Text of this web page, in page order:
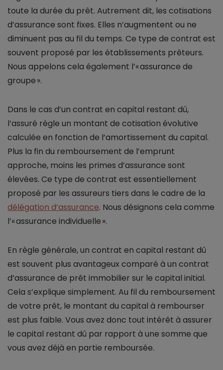
toute la durée du prêt. Autrement dit, les cotisations
d’assurance sont fixes. Elles n’augmentent ou ne
diminuent pas au fil du temps. Ce type de contrat est
souvent proposé par les établissements prêteurs.
Nous appelons cela également l’« assurance de
groupe ».
Dans le cas d’un contrat en capital restant dû,
l’assuré règle un montant de cotisation évolutive
calculée en fonction de l’amortissement du capital.
Plus la fin du remboursement de l’emprunt
approche, moins les primes d’assurance sont
élevées. Ce type de contrat est essentiellement
proposé par les assureurs tiers dans le cadre de la
délégation d’assurance. Nous désignons cela comme
l’« assurance individuelle ».
En règle générale, un contrat en capital restant dû
est souvent plus avantageux comparé à un contrat
d’assurance de prêt immobilier sur le capital initial.
Cela s’explique simplement. Au fil du remboursement
de votre prêt, le montant du capital à rembourser
est plus faible. Vous avez donc tout intérêt à assurer
le capital restant dû par rapport à une somme que
vous avez déjà en partie remboursée.